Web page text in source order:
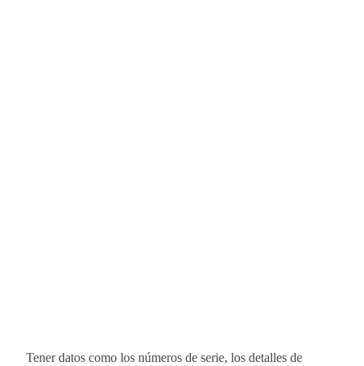
Tener datos como los números de serie, los detalles de